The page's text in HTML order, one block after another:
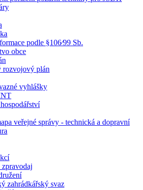
podle §106⁄99 Sb.
obce
rozvojový plán
vyhlášky
veřejné správy - technická a dopravní
zahrádkářský svaz